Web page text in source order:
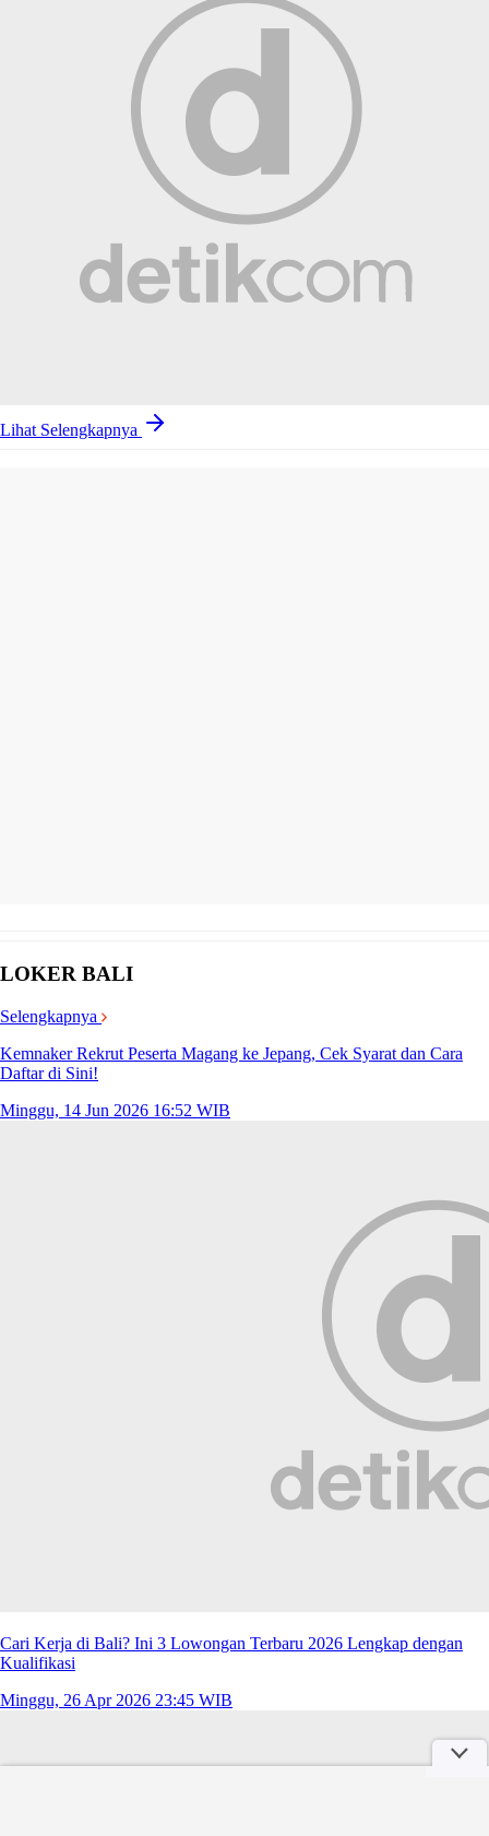
Lihat Selengkapnya
LOKER BALI
Selengkapnya
Kemnaker Rekrut Peserta Magang ke Jepang, Cek Syarat dan Cara
Daftar di Sini!
Minggu, 14 Jun 2026 16:52 WIB
Cari Kerja di Bali? Ini 3 Lowongan Terbaru 2026 Lengkap dengan
Kualifikasi
Minggu, 26 Apr 2026 23:45 WIB